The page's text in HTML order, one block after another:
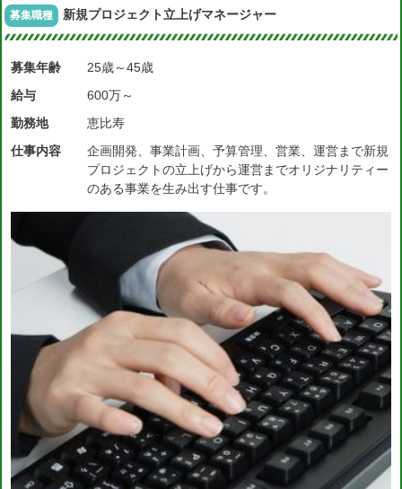
募集職種 新規プロジェクト立上げマネージャー
募集年齢
25歳～45歳
給与
600万～
勤務地
恵比寿
仕事内容
企画開発、事業計画、予算管理、営業、運営まで新規
プロジェクトの立上げから運営までオリジナリティー
のある事業を生み出す仕事です。